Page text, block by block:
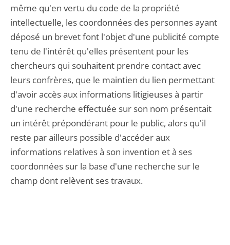
même qu'en vertu du code de la propriété
intellectuelle, les coordonnées des personnes ayant
déposé un brevet font l'objet d'une publicité compte
tenu de l'intérêt qu'elles présentent pour les
chercheurs qui souhaitent prendre contact avec
leurs confrères, que le maintien du lien permettant
d'avoir accès aux informations litigieuses à partir
d'une recherche effectuée sur son nom présentait
un intérêt prépondérant pour le public, alors qu'il
reste par ailleurs possible d'accéder aux
informations relatives à son invention et à ses
coordonnées sur la base d'une recherche sur le
champ dont relèvent ses travaux.